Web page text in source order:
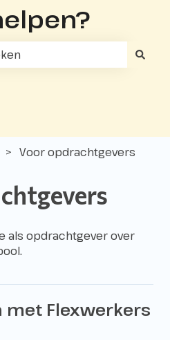
Voor opdrachtgevers
als opdrachtgever over
Flexwerkers